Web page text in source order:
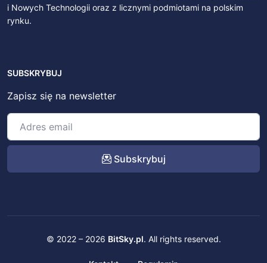
i Nowych Technologii oraz z licznymi podmiotami na polskim
rynku.
SUBSKRYBUJ
Zapisz się na newsletter
Subskrybuj
© 2022 – 2026 BitSky.pl. All rights reserved.